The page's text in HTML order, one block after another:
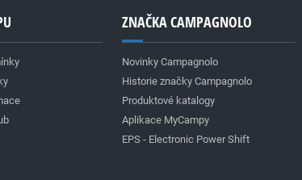
ZNAČKA CAMPAGNOLO
Novinky Campagnolo
Historie značky Campagnolo
Produktové katalogy
Aplikace MyCampy
EPS - Electronic Power Shift